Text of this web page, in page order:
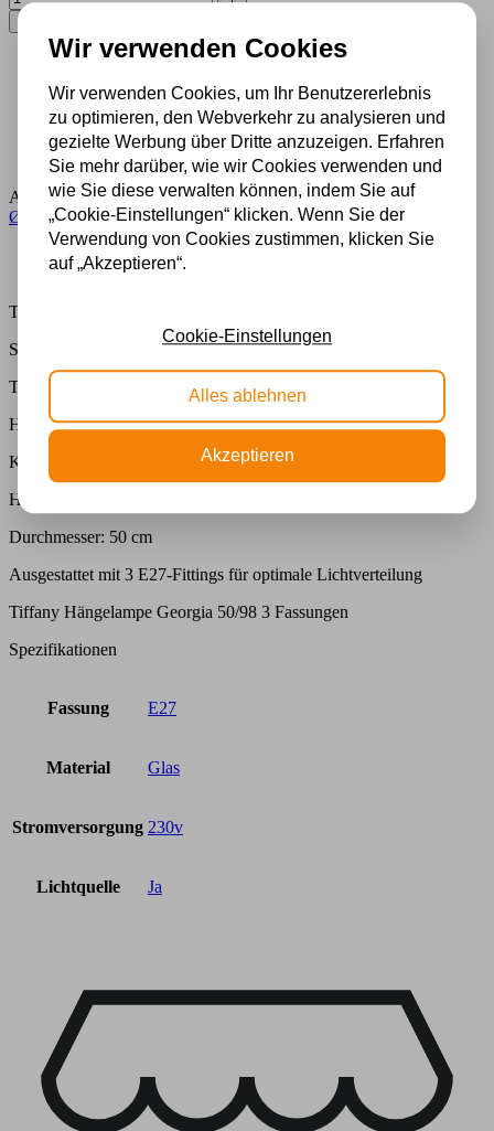
In den Warenkorb
Experten für Lampen seit 70 Jahren
Kostenloser Versand in Deutschland ab 99 €
Kostenlose Lichtquellen inklusive
Sichere Zahlung im Anschluss mit Klarna
Artikelnummer:1143-98 Kategorie:Buntglaslampe,Groß von
Ø45cm,Hängelampe aus Buntglas,Lampe,Tiffany Hängelampe
Beschreibung
Zusätzliche Informationen
Tiffany Hängelampe Georgia 50/98 3 Fassungen
Spezifikationen
Tiffany Schatten Georgia Durchmesser 50cm
Handgefertigt aus echtem Glas.
Kette (ohne Haube): 135 cm
Hoch: 31 cm.
Durchmesser: 50 cm
Ausgestattet mit 3 E27-Fittings für optimale Lichtverteilung
Tiffany Hängelampe Georgia 50/98 3 Fassungen
Spezifikationen
Fassung E27
Material Glas
Stromversorgung 230v
Lichtquelle Ja
Wir verwenden Cookies
Wir verwenden Cookies, um Ihr Benutzererlebnis
zu optimieren, den Webverkehr zu analysieren und
gezielte Werbung über Dritte anzuzeigen. Erfahren
Sie mehr darüber, wie wir Cookies verwenden und
wie Sie diese verwalten können, indem Sie auf
„Cookie-Einstellungen“ klicken. Wenn Sie der
Verwendung von Cookies zustimmen, klicken Sie
auf „Akzeptieren“.
Cookie-Einstellungen
Alles ablehnen
Akzeptieren